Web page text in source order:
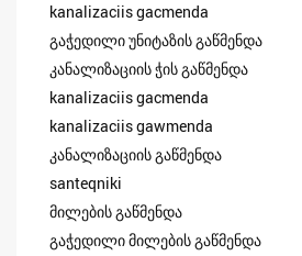
kanalizaciis gacmenda
გაჭედილი უნიტაზის გაწმენდა
კანალიზაციის ჭის გაწმენდა
kanalizaciis gacmenda
kanalizaciis gawmenda
კანალიზაციის გაწმენდა
santeqniki
მილების გაწმენდა
გაჭედილი მილების გაწმენდა